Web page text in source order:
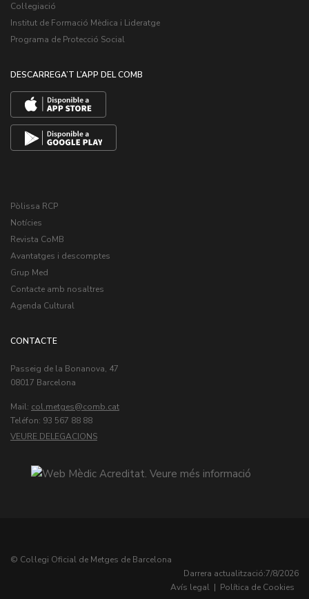
Col·legiació
Institut de Formació Mèdica i Lideratge
Programa de Protecció Social
DESCARREGA’T L’APP DEL COMB
Pòlissa RCP
Notícies
Revista CoMB
Avantatges i descomptes
Grup Med
Contacte amb nosaltres
Agenda Cultural
CONTACTE
Passeig de la Bonanova, 47
08017 Barcelona
Mail: col.metges
Teléfon: 93 567 88 88
VEURE DELEGACIONS
© Col·legi Oficial de Metges de Barcelona
Darrera actualització:7/8/2026
Avís legal | Política de Cookies